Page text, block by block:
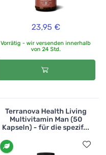
23,95 €
Vorrätig - wir versenden innerhalb
von 24 Std.
Terranova Health Living
Multivitamin Man (50
Kapseln) - für die spezif...